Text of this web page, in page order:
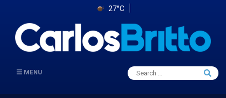
27°C
MENU
Search
for:
Search